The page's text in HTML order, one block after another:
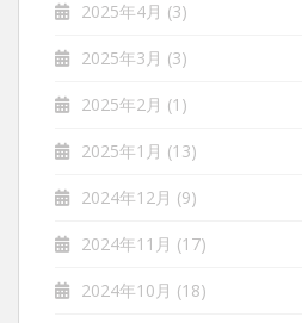
2025年4月 (3)
2025年3月 (3)
2025年2月 (1)
2025年1月 (13)
2024年12月 (9)
2024年11月 (17)
2024年10月 (18)